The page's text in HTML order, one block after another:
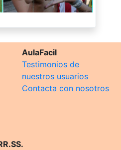
AulaFacil
Testimonios de
nuestros usuarios
Contacta con nosotros